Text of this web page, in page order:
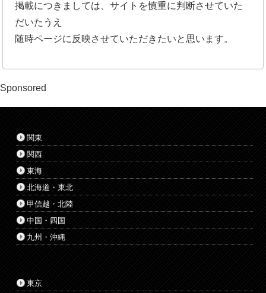
掲載につきましては、サイトを慎重に判断させていた
だいたうえ
随時ページに反映させていただきたいと思います。
Sponsored
関東
関西
東海
北海道・東北
甲信越・北陸
中国・四国
九州・沖縄
東京